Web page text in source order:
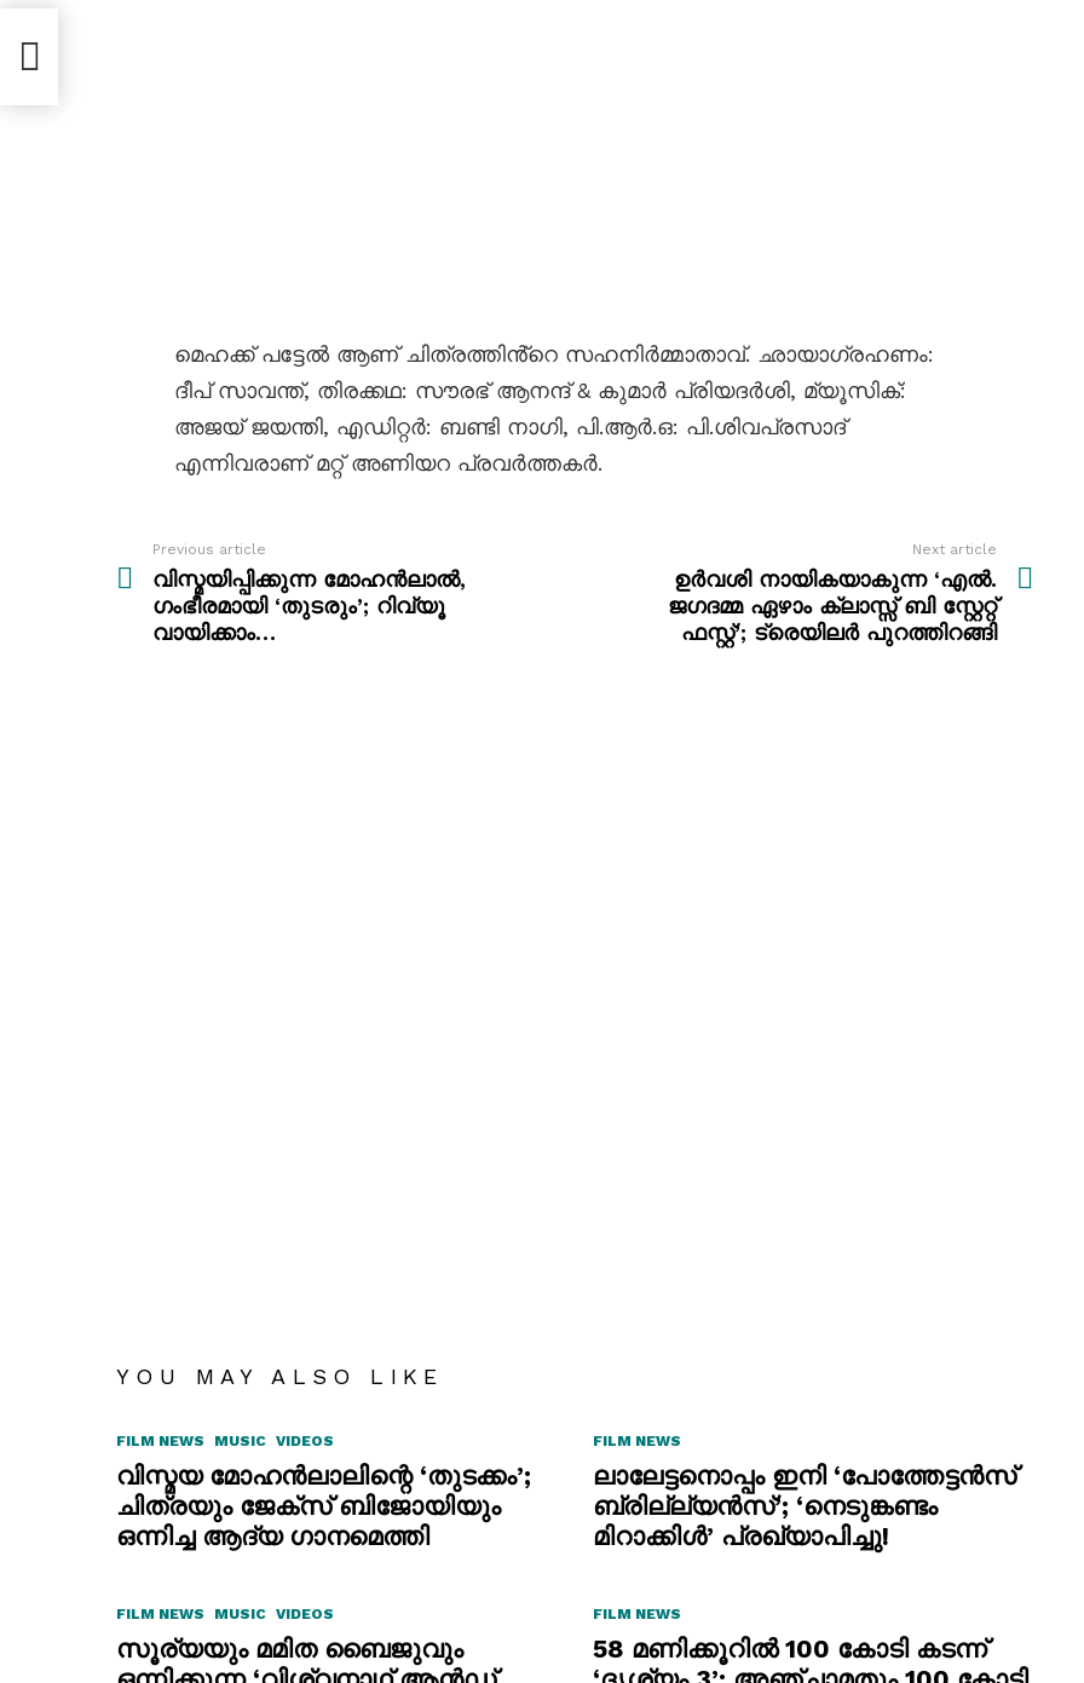
മെഹക്ക് പട്ടേൽ ആണ് ചിത്രത്തിൻ്റെ സഹനിർമ്മാതാവ്. ഛായാഗ്രഹണം:
ദീപ് സാവന്ത്, തിരക്കഥ: സൗരഭ് ആനന്ദ് & കുമാർ പ്രിയദർശി, മ്യൂസിക്:
അജയ് ജയന്തി, എഡിറ്റർ: ബണ്ടി നാഗി, പി.ആർ.ഒ: പി.ശിവപ്രസാദ്
എന്നിവരാണ് മറ്റ് അണിയറ പ്രവർത്തകർ.
more
Previous article
വിസ്മയിപ്പിക്കുന്ന മോഹൻലാൽ,
ഗംഭീരമായി ‘തുടരും’; റിവ്യൂ
വായിക്കാം…
Next article
ഉർവശി നായികയാകുന്ന ‘എൽ.
ജഗദമ്മ ഏഴാം ക്ലാസ്സ് ബി സ്റ്റേറ്റ്
ഫസ്റ്റ്’; ട്രെയിലർ പുറത്തിറങ്ങി
YOU MAY ALSO LIKE
FILM NEWS MUSIC VIDEOS
വിസ്മയ മോഹൻലാലിന്റെ ‘തുടക്കം’;
ചിത്രയും ജേക്സ് ബിജോയിയും
ഒന്നിച്ച ആദ്യ ഗാനമെത്തി
FILM NEWS
ലാലേട്ടനൊപ്പം ഇനി ‘പോത്തേട്ടൻസ്
ബ്രില്ല്യൻസ്’; ‘നെടുങ്കണ്ടം
മിറാക്കിൾ’ പ്രഖ്യാപിച്ചു!
FILM NEWS MUSIC VIDEOS
സൂര്യയും മമിത ബൈജുവും
FILM NEWS
58 മണിക്കൂറിൽ 100 കോടി കടന്ന്